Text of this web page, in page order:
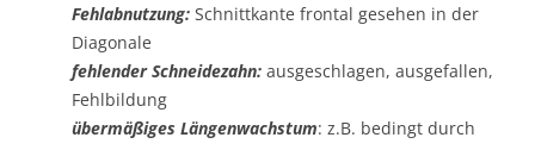
Fehlabnutzung: Schnittkante frontal gesehen in der
Diagonale
fehlender Schneidezahn: ausgeschlagen, ausgefallen,
Fehlbildung
übermäßiges Längenwachstum: z.B. bedingt durch